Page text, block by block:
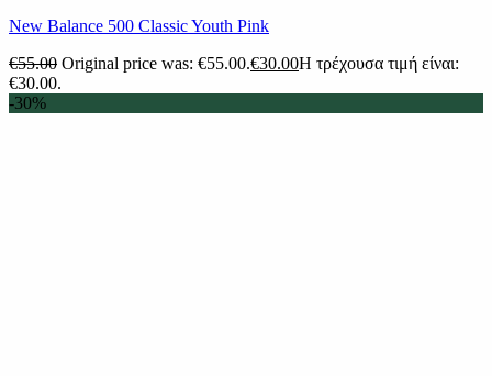
New Balance 500 Classic Youth Pink
€55.00 Original price was: €55.00.€30.00Η τρέχουσα τιμή είναι:
€30.00.
-30%